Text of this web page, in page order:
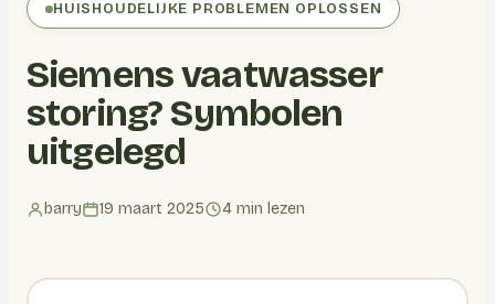
Huishoudelijk
Blogs
HUISHOUDELIJKE PROBLEMEN OPLOSSEN
Siemens vaatwasser
storing? Symbolen
uitgelegd
barry 19 maart 2025 4 min lezen